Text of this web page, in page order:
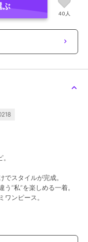
ぶ
40人
スタイルが完成。
“私”を楽しめる一着。
ンピース。